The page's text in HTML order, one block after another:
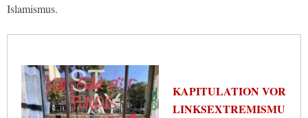
Islamismus.
KAPITULATION VOR
LINKSEXTREMISMU